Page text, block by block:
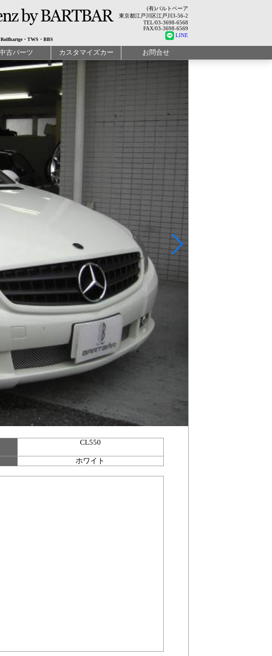
・TWS・BBS
(有)バルトベーア
東京都江戸川区江戸川3-56-2
TEL/03-3698-6568
FAX/03-3698-6569
LINE
古パーツ カスタマイズカー お問合せ
CL550
ホワイト